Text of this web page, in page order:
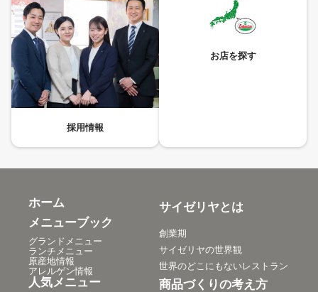
採用情報
お店を探す
ホーム
メニューブック
グランドメニュー
ランチメニュー
原産地情報
アレルゲン情報
人気メニュー
サイゼリヤとは
創業期
サイゼリヤの世界観
世界のどこにもないレストラン
商品づくりの考え方